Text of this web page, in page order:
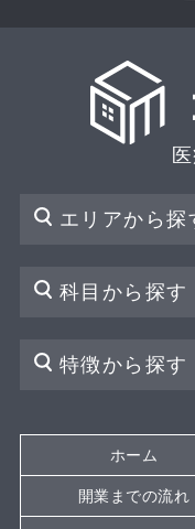
エリアから探
科目から探す
特徴から探す
ホーム
開業までの流れ